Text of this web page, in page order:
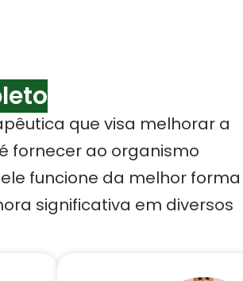
que visa melhorar a
fornecer ao organismo
funcione da melhor forma
significativa em diversos